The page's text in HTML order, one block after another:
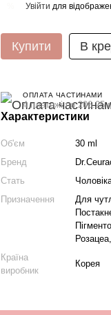
Увійти для
Купити В
ОПЛАТА ЧАСТИНАМИ
4 платежі по 206.25
Характеристики
Об'єм
30 ml
Бренд
Стать
Призначення
Для
Країна
виробник
Корея